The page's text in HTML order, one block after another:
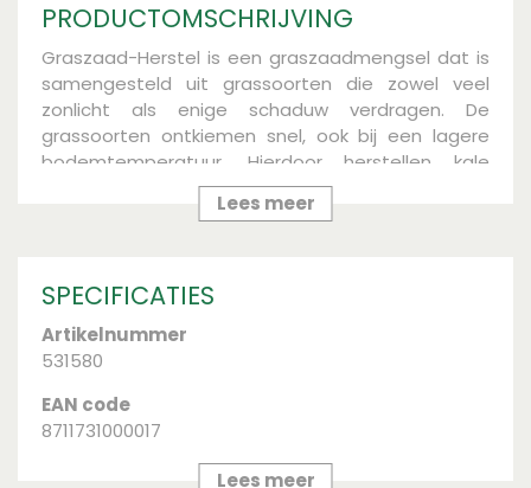
PRODUCTOMSCHRIJVING
Graszaad-Herstel is een graszaadmengsel dat is
samengesteld uit grassoorten die zowel veel
zonlicht als enige schaduw verdragen. De
grassoorten ontkiemen snel, ook bij een lagere
bodemtemperatuur. Hierdoor herstellen kale
plekken zich snel. Het gazon groeit snel dicht
waardoor het er weer piekfijn bij ligt.
om op te snoepen. Daarnaast is Graszaad-
Herstel verrijkt met micro-organismen, hierdoor
wordt de wortelontwikkeling en de kiemsnelheid
Bewaar het graszaad koel, droog en vorstvrij. Dan
meerdere jaren gewaarborgd. Het graszaad is te
Lees meer
SPECIFICATIES
Artikelnummer
531580
EAN code
8711731000017
Lees meer